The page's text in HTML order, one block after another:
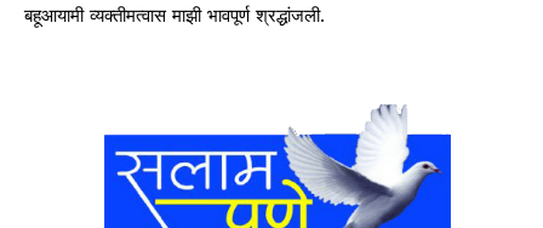
बहूआयामी व्यक्तीमत्वास माझी भावपूर्ण श्रद्धांजली.